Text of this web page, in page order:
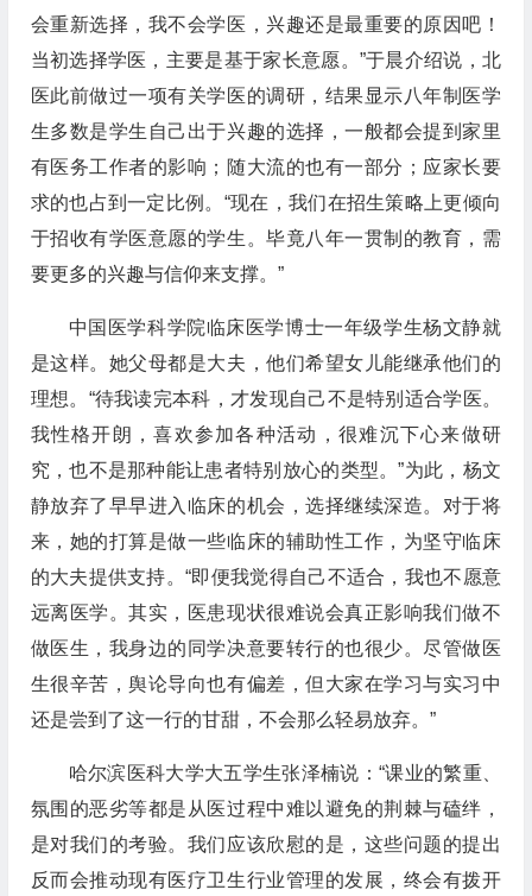
会重新选择，我不会学医，兴趣还是最重要的原因吧！
当初选择学医，主要是基于家长意愿。”于晨介绍说，北
医此前做过一项有关学医的调研，结果显示八年制医学
生多数是学生自己出于兴趣的选择，一般都会提到家里
有医务工作者的影响；随大流的也有一部分；应家长要
求的也占到一定比例。“现在，我们在招生策略上更倾向
于招收有学医意愿的学生。毕竟八年一贯制的教育，需
要更多的兴趣与信仰来支撑。”
中国医学科学院临床医学博士一年级学生杨文静就
是这样。她父母都是大夫，他们希望女儿能继承他们的
理想。“待我读完本科，才发现自己不是特别适合学医。
我性格开朗，喜欢参加各种活动，很难沉下心来做研
究，也不是那种能让患者特别放心的类型。”为此，杨文
静放弃了早早进入临床的机会，选择继续深造。对于将
来，她的打算是做一些临床的辅助性工作，为坚守临床
的大夫提供支持。“即便我觉得自己不适合，我也不愿意
远离医学。其实，医患现状很难说会真正影响我们做不
做医生，我身边的同学决意要转行的也很少。尽管做医
生很辛苦，舆论导向也有偏差，但大家在学习与实习中
还是尝到了这一行的甘甜，不会那么轻易放弃。”
哈尔滨医科大学大五学生张泽楠说：“课业的繁重、
氛围的恶劣等都是从医过程中难以避免的荆棘与磕绊，
是对我们的考验。我们应该欣慰的是，这些问题的提出
反而会推动现有医疗卫生行业管理的发展，终会有拨开